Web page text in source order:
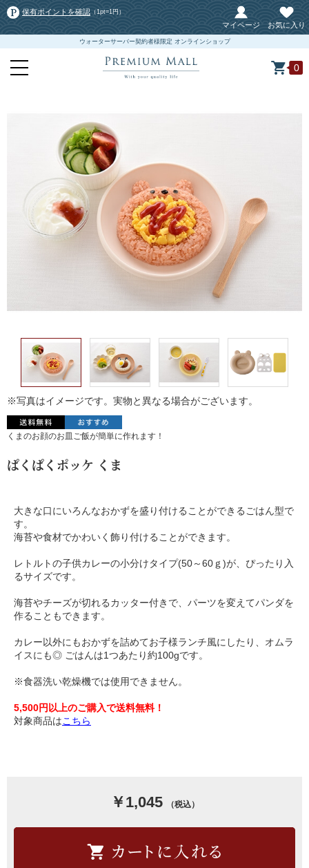
保有ポイントを確認 （1pt=1円）
マイページ お気に入り
ウォーターサーバー契約者様限定 オンラインショップ
0
※写真はイメージです。実物と異なる場合がございます。
くまのお顔のお皿ご飯が簡単に作れます！
ぱくぱくポッケ くま
大きな口にいろんなおかずを盛り付けることができるごはん型で
す。
海苔や食材でかわいく飾り付けることができます。
レトルトの子供カレーの小分けタイプ(50～60ｇ)が、ぴったり入
るサイズです。
海苔やチーズが切れるカッター付きで、パーツを変えてパンダを
作ることもできます。
カレー以外にもおかずを詰めてお子様ランチ風にしたり、オムラ
イスにも◎ ごはんは1つあたり約100gです。
※食器洗い乾燥機では使用できません。
5,500円以上のご購入で送料無料！
対象商品はこちら
￥1,045 （税込）